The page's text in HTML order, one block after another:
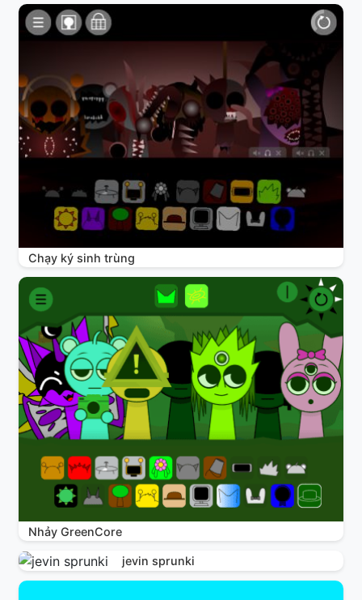
Chạy ký sinh trùng
Nhảy GreenCore
jevin sprunki